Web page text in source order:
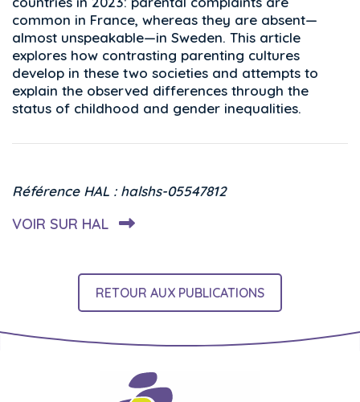
common in France, whereas they are absent—
almost unspeakable—in Sweden. This article
explores how contrasting parenting cultures
develop in these two societies and attempts to
explain the observed differences through the
status of childhood and gender inequalities.
Référence HAL : halshs-05547812
VOIR SUR HAL
RETOUR AUX PUBLICATIONS